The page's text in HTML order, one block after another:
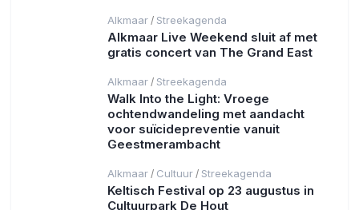
Alkmaar / Streekagenda
Alkmaar Live Weekend sluit af met
gratis concert van The Grand East
Alkmaar / Streekagenda
Walk Into the Light: Vroege
ochtendwandeling met aandacht
voor suïcidepreventie vanuit
Geestmerambacht
Alkmaar / Cultuur / Streekagenda
Keltisch Festival op 23 augustus in
Cultuurpark De Hout